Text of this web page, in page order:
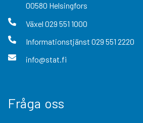
00580 Helsingfors
Växel 029 551 1000
Informationstjänst 029 551 2220
info@stat.fi
Fråga oss